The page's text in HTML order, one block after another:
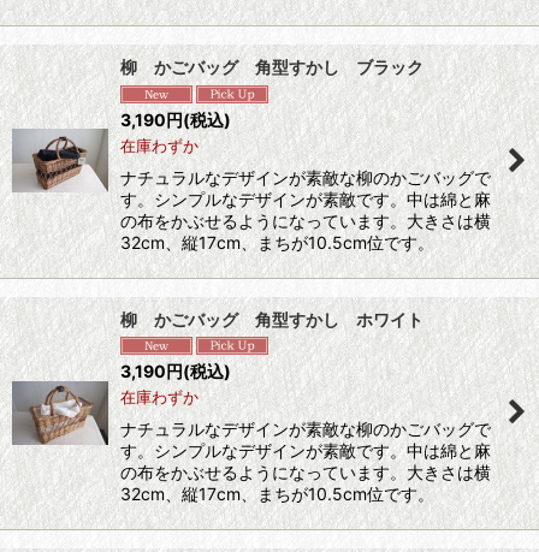
柳 かごバッグ 角型すかし ブラック
3,190円(税込)
在庫わずか
ナチュラルなデザインが素敵な柳のかごバッグで
す。シンプルなデザインが素敵です。中は綿と麻
の布をかぶせるようになっています。大きさは横
32cm、縦17cm、まちが10.5cm位です。
柳 かごバッグ 角型すかし ホワイト
3,190円(税込)
在庫わずか
ナチュラルなデザインが素敵な柳のかごバッグで
す。シンプルなデザインが素敵です。中は綿と麻
の布をかぶせるようになっています。大きさは横
32cm、縦17cm、まちが10.5cm位です。